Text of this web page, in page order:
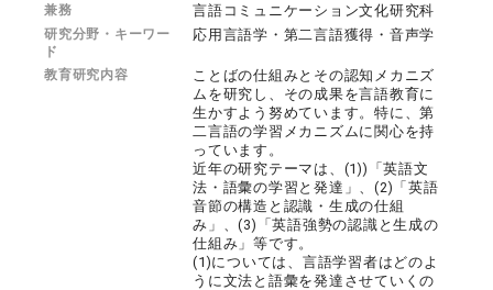
兼務 言語コミュニケーション文化研究科
研究分野・キーワー
ド
応用言語学・第二言語獲得・音声学
教育研究内容
ことばの仕組みとその認知メカニズ
ムを研究し、その成果を言語教育に
生かすよう努めています。特に、第
二言語の学習メカニズムに関心を持
っています。
近年の研究テーマは、(1))「英語文
法・語彙の学習と発達」、(2)「英語
音節の構造と認識・生成の仕組
み」、(3)「英語強勢の認識と生成の
仕組み」等です。
(1)については、言語学習者はどのよ
うに文法と語彙を発達させていくの